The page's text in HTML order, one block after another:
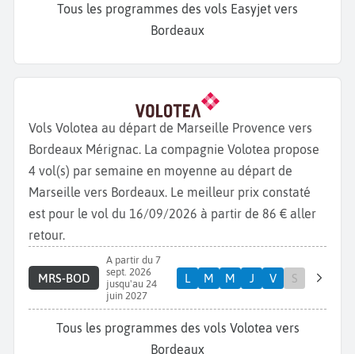
Tous les programmes des vols Easyjet vers
Bordeaux
Vols Volotea au départ de Marseille Provence vers
Bordeaux Mérignac. La compagnie Volotea propose
4 vol(s) par semaine en moyenne au départ de
Marseille vers Bordeaux. Le meilleur prix constaté
est pour le vol du 16/09/2026 à partir de 86 € aller
retour.
MRS-BOD
A partir du 7
sept. 2026
jusqu'au 24
juin 2027
L M M J V S
Tous les programmes des vols Volotea vers
Bordeaux